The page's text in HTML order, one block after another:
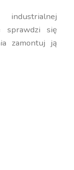
sprawdzi się
zamontuj ją